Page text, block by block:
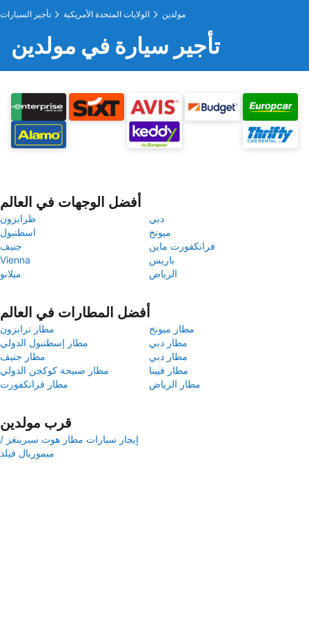
تأجير السيارات الولايات المتحدة الأمريكية مولدين
تأجير سيارة في مولدين
أفضل الوجهات في العالم
طرابزون
دبي
اسطنبول
ميونخ
جنيف
فرانكفورت ماين
Vienna
باريس
ميلانو
الرياض
أفضل المطارات في العالم
مطار ترابزون
مطار ميونخ
مطار إسطنبول الدولي
مطار دبي
مطار جنيف
مطار دبي
مطار صبيحة كوكجن الدولي
مطار فيينا
مطار فرانكفورت
مطار الرياض
قرب مولدين
إيجار سيارات مطار هوت سبرينغز /
ميموريال فيلد